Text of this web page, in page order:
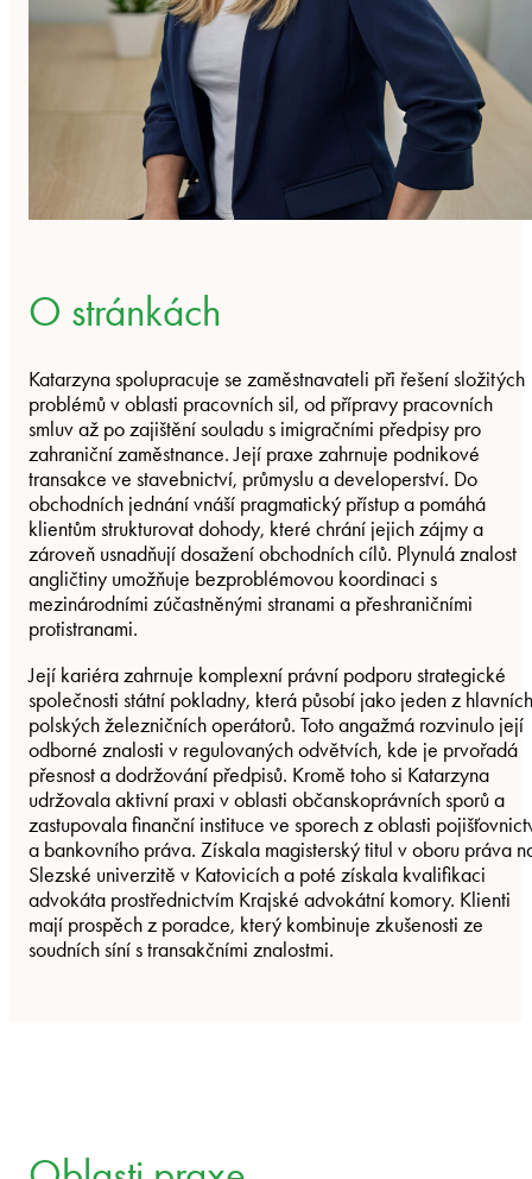
O stránkách
Katarzyna spolupracuje se zaměstnavateli při řešení složitých
problémů v oblasti pracovních sil, od přípravy pracovních
smluv až po zajištění souladu s imigračními předpisy pro
zahraniční zaměstnance. Její praxe zahrnuje podnikové
transakce ve stavebnictví, průmyslu a developerství. Do
obchodních jednání vnáší pragmatický přístup a pomáhá
klientům strukturovat dohody, které chrání jejich zájmy a
zároveň usnadňují dosažení obchodních cílů. Plynulá znalost
angličtiny umožňuje bezproblémovou koordinaci s
mezinárodními zúčastněnými stranami a přeshraničními
protistranami.
Její kariéra zahrnuje komplexní právní podporu strategické
společnosti státní pokladny, která působí jako jeden z hlavních
polských železničních operátorů. Toto angažmá rozvinulo její
odborné znalosti v regulovaných odvětvích, kde je prvořadá
přesnost a dodržování předpisů. Kromě toho si Katarzyna
udržovala aktivní praxi v oblasti občanskoprávních sporů a
zastupovala finanční instituce ve sporech z oblasti
a bankovního práva. Získala magisterský titul v oboru práva
Slezské univerzitě v Katovicích a poté získala kvalifikaci
advokáta prostřednictvím Krajské advokátní komory. Klienti
mají prospěch z poradce, který kombinuje zkušenosti ze
soudních síní s transakčními znalostmi.